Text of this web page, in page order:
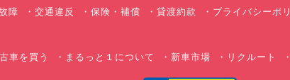
障 交通違反 保険・補償 貸渡約款 プライバシーポ
車を買う まるっと１について 新車市場 リクルート